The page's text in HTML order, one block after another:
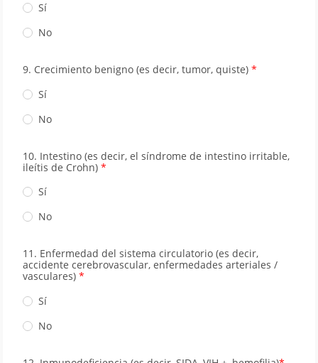
Sí
No
9. Crecimiento benigno (es decir, tumor, quiste)
Sí
No
10. Intestino (es decir, el síndrome de intestino irritable,
ileítis de Crohn)
Sí
No
11. Enfermedad del sistema circulatorio (es decir,
accidente cerebrovascular, enfermedades arteriales /
vasculares)
Sí
No